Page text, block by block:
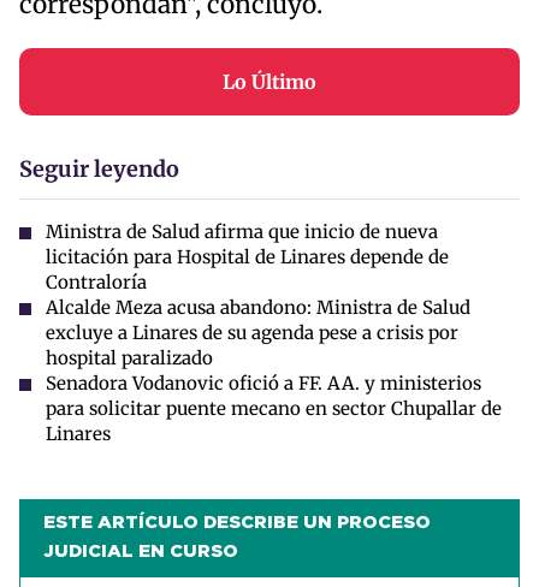
Lo Último
Seguir leyendo
Ministra de Salud afirma que inicio de nueva
licitación para Hospital de Linares depende de
Contraloría
Alcalde Meza acusa abandono: Ministra de Salud
excluye a Linares de su agenda pese a crisis por
hospital paralizado
Senadora Vodanovic ofició a FF. AA. y ministerios
para solicitar puente mecano en sector Chupallar de
Linares
ESTE ARTÍCULO DESCRIBE UN PROCESO
JUDICIAL EN CURSO